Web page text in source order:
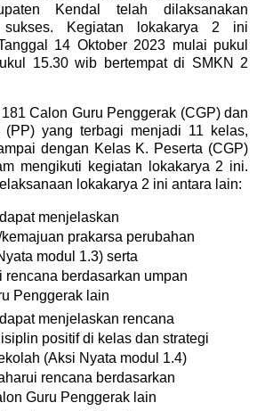
Kendal telah dilaksanakan
sukses. Kegiatan lokakarya 2 ini
14 Oktober 2023 mulai pukul
15.30 wib bertempat di SMKN 2
Calon Guru Penggerak (CGP) dan
yang terbagi menjadi 11 kelas,
dengan Kelas K. Peserta (CGP)
mengikuti kegiatan lokakarya 2 ini.
lokakarya 2 ini antara lain:
menjelaskan
prakarsa perubahan
modul 1.3) serta
rencana berdasarkan umpan
Penggerak lain
menjelaskan rencana
positif di kelas dan strategi
(Aksi Nyata modul 1.4)
rencana berdasarkan
Guru Penggerak lain